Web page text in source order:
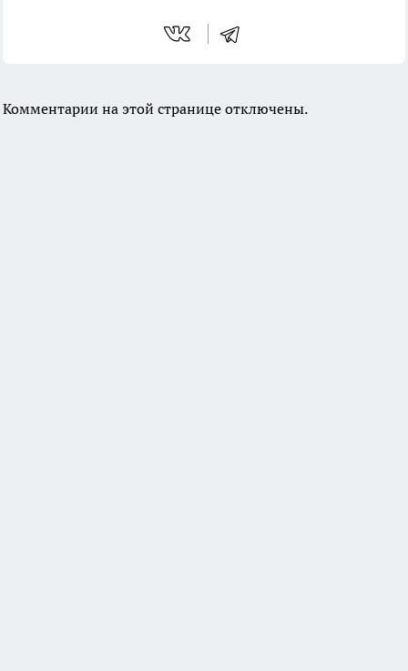
Комментарии на этой странице отключены.